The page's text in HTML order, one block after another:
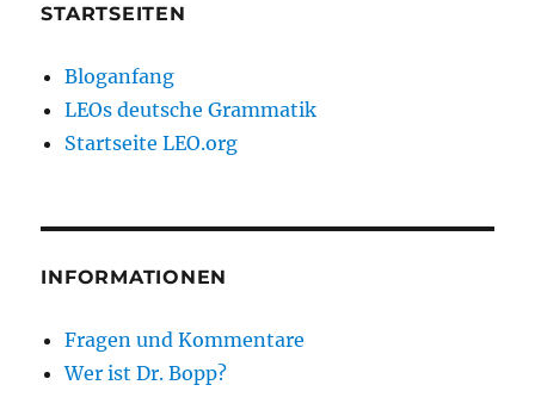
STARTSEITEN
Bloganfang
LEOs deutsche Grammatik
Startseite LEO.org
INFORMATIONEN
Fragen und Kommentare
Wer ist Dr. Bopp?